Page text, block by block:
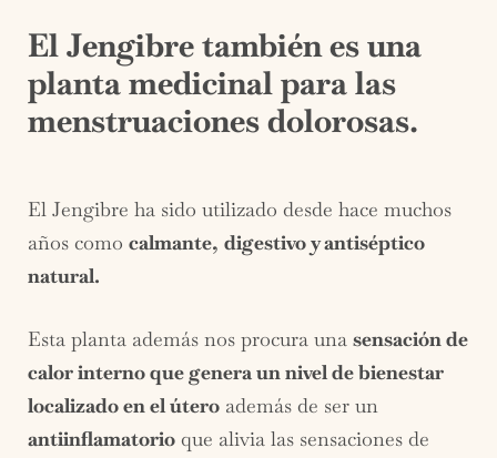
El Jengibre también es una
planta medicinal para las
menstruaciones dolorosas.
El Jengibre ha sido utilizado desde hace muchos
años como calmante, digestivo y antiséptico
natural.
Esta planta además nos procura una sensación de
calor interno que genera un nivel de bienestar
localizado en el útero además de ser un
antiinflamatorio que alivia las sensaciones de